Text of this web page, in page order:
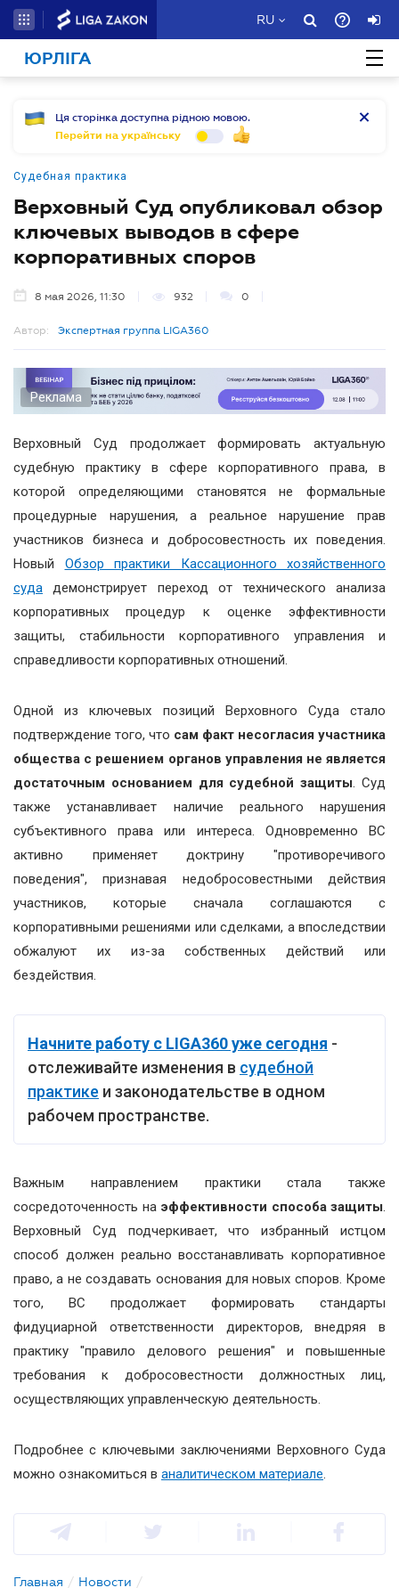
RU
ЮРЛІГА
Ця сторінка доступна рідною мовою.
Перейти на українську
Судебная практика
Верховный Суд опубликовал обзор
ключевых выводов в сфере
корпоративных споров
8 мая 2026, 11:30 932 0
Автор: Экспертная группа LIGA360
Реклама
Верховный Суд продолжает формировать актуальную
судебную практику в сфере корпоративного права, в
которой определяющими становятся не формальные
процедурные нарушения, а реальное нарушение прав
участников бизнеса и добросовестность их поведения.
Новый Обзор практики Кассационного хозяйственного
суда демонстрирует переход от технического анализа
корпоративных процедур к оценке эффективности
защиты, стабильности корпоративного управления и
справедливости корпоративных отношений.
Одной из ключевых позиций Верховного Суда стало
подтверждение того, что сам факт несогласия участника
общества с решением органов управления не является
достаточным основанием для судебной защиты. Суд
также устанавливает наличие реального нарушения
субъективного права или интереса. Одновременно ВС
активно применяет доктрину "противоречивого
поведения", признавая недобросовестными действия
участников, которые сначала соглашаются с
корпоративными решениями или сделками, а впоследствии
обжалуют их из-за собственных действий или
бездействия.
Начните работу с LIGA360 уже сегодня -
отслеживайте изменения в судебной
практике и законодательстве в одном
рабочем пространстве.
Важным направлением практики стала также
сосредоточенность на эффективности способа защиты.
Верховный Суд подчеркивает, что избранный истцом
способ должен реально восстанавливать корпоративное
право, а не создавать основания для новых споров. Кроме
того, ВС продолжает формировать стандарты
фидуциарной ответственности директоров, внедряя в
практику "правило делового решения" и повышенные
требования к добросовестности должностных лиц,
осуществляющих управленческую деятельность.
Подробнее с ключевыми заключениями Верховного Суда
можно ознакомиться в аналитическом материале.
Главная / Новости /